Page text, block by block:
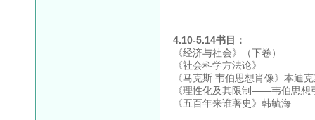
4.10-5.14书目：
《经济与社会》（下卷）
《社会科学方法论》
《马克斯.韦伯思想肖像》本迪
《理性化及其限制——韦伯思想
《五百年来谁著史》韩毓海